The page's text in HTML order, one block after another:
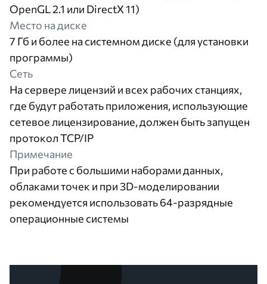
OpenGL 2.1 или DirectX 11)
Место на диске
7 Гб и более на системном диске (для установки
программы)
Сеть
На сервере лицензий и всех рабочих станциях,
где будут работать приложения, использующие
сетевое лицензирование, должен быть запущен
протокол TCP/IP
Примечание
При работе с большими наборами данных,
облаками точек и при 3D-моделировании
рекомендуется использовать 64-разрядные
операционные системы